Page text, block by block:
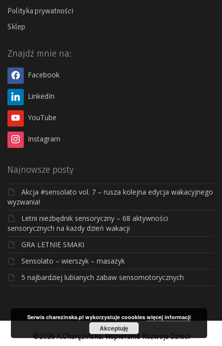
Polityka prywatności
Sklep
Znajdź mnie na:
Facebook
LinkedIn
YouTube
Instagram
Najnowsze posty
Akcja #sensolato vol. 7 – rusza kolejna edycja wakacyjnego
wyzwania!
Letni niezbędnik sensoryczny – 68 aktywności
sensorycznych na każdy dzień wakacji
GRA LETNIE SMAKI
Sensolato – wierszyk – masażyk
5 najbardziej lubianych zabaw sensomotorycznych
©2026 A.Charęzińska. Wspieranie Rozwoju Dzieci
Serwis charezinska.pl wykorzystuje coookieswięcej informacji
Akceptuję